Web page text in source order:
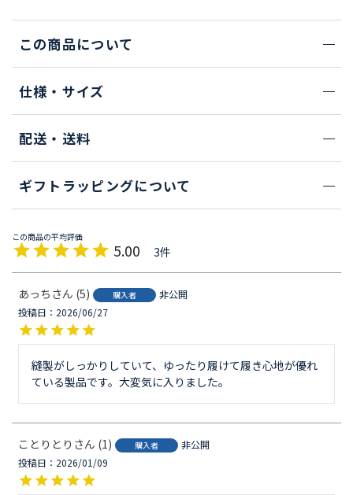
この商品について
仕様・サイズ
配送・送料
ギフトラッピングについて
5.00 3
あっち 5 購入者
非公開
投稿日
2026/06/27
縫製がしっかりしていて、ゆったり履けて履き心地が優れ
ている製品です。大変気に入りました。
ことりとり 1 購入者
非公開
投稿日
2026/01/09